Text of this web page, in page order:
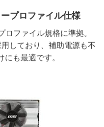
プロファイル仕様
ファイル規格に準拠。
しており、補助電源も不
も最適です。